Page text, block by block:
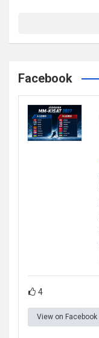
Facebook
4
View on Facebook